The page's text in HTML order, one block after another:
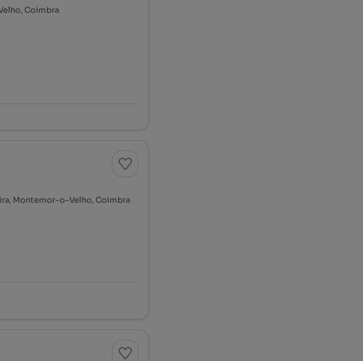
Coimbra
Montemor-o-Velho, Coimbra